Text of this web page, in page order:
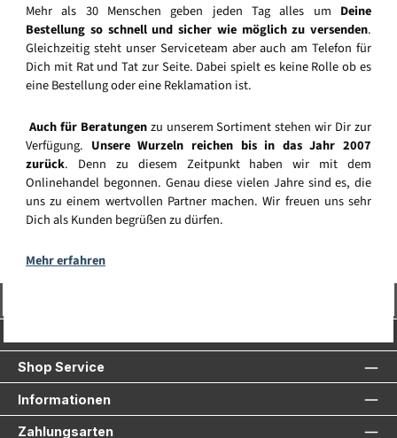
Mehr als 30 Menschen geben jeden Tag alles um Deine
Bestellung so schnell und sicher wie möglich zu versenden.
Gleichzeitig steht unser Serviceteam aber auch am Telefon für
Dich mit Rat und Tat zur Seite. Dabei spielt es keine Rolle ob es
eine Bestellung oder eine Reklamation ist.
Auch für Beratungenzu unserem Sortiment stehen wir Dir zur
Verfügung. Unsere Wurzeln reichen bis in das Jahr 2007
zurück. Denn zu diesem Zeitpunkt haben wir mit dem
Onlinehandel begonnen. Genau diese vielen Jahre sind es, die
uns zu einem wertvollen Partner machen. Wir freuen uns sehr
Dich als Kunden begrüßen zu dürfen.
Mehr erfahren
Shop Service
Informationen
Zahlungsarten